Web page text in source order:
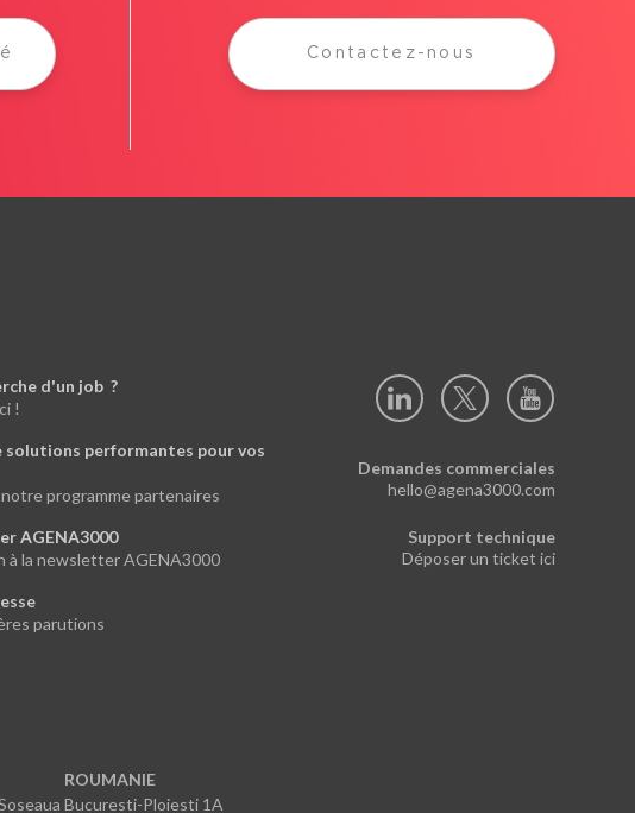
Contactez-nous
d'un job ?
!
solutions performantes pour vos
programme partenaires
AGENA3000
à la newsletter AGENA3000
parutions
Demandes commerciales
hello@agena3000.com
Support technique
Déposer un ticket ici
ROUMANIE
Bucuresti-Ploiesti 1A